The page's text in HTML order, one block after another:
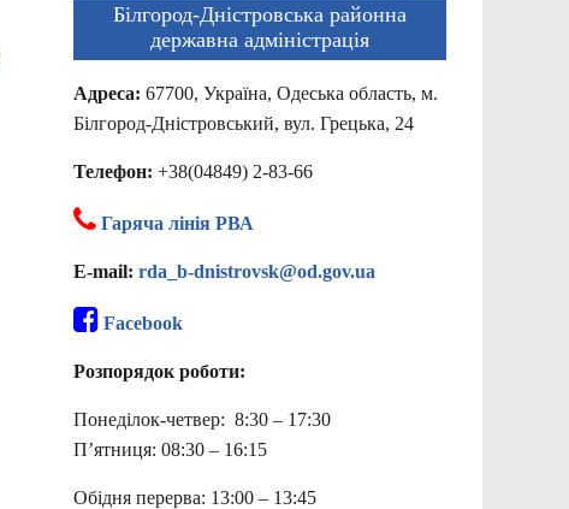
Білгород-Дністровська районна
державна адміністрація
Адреса: 67700, Україна, Одеська область, м.
Білгород-Дністровський, вул. Грецька, 24
Телефон: +38(04849) 2-83-66
Гаряча лінія РВА
E-mail: rda_b-dnistrovsk@od.gov.ua
Facebook
Розпорядок роботи:
Понеділок-четвер: 8:30 – 17:30
П’ятниця: 08:30 – 16:15
Обідня перерва: 13:00 – 13:45